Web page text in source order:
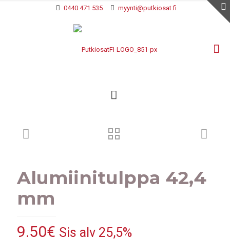
0440 471 535 myynti@putkiosat.fi
Alumiinitulppa 42,4
mm
9.50€ Sis alv 25,5%